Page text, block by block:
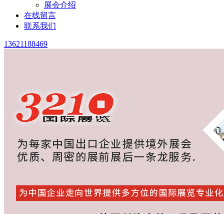
展会介绍
在线留言
联系我们
13621188469